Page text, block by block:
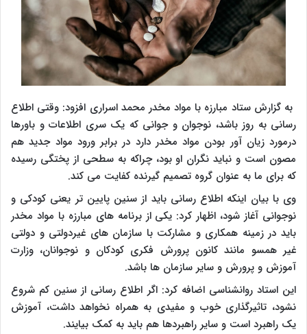
به گزارش ستاد مبارزه با مواد مخدر محمد اسراری افزود: وقتی اطلاع
رسانی به روز باشد، نوجوان و جوانی که یک سری اطلاعات و باورها
درمورد زیان آور بودن مواد مخدر دارد در برابر ورود مواد جدید هم
مصون است و نباید نگران او بود، چراکه به سطحی از پختگی رسیده
که برای ما به عنوان گروه تصمیم گیرنده کفایت می کند.
وی با بیان اینکه اطلاع رسانی باید از سنین پایین تر یعنی کودکی و
نوجوانی آغاز شود، اظهار کرد: یکی از برنامه های مبارزه با مواد مخدر
باید در زمینه همکاری و مشارکت با سازمان های غیردولتی و دولتی
غیر همسو مانند کانون پرورش فکری کودکان و نوجوانان، وزارت
آموزش و پرورش و سایر سازمان ها باشد.
این استاد روانشناسی اضافه کرد: اگر اطلاع رسانی از سنین کم شروع
نشود، تاثیرگذاری خوب و مفیدی به همراه نخواهد داشت، آموزش
یک راهبرد است و سایر راهبردها هم باید به کمک بیایند.